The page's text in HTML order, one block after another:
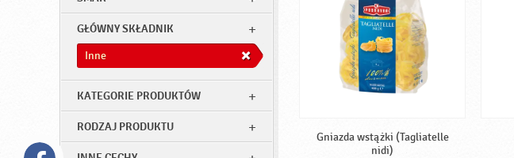
GŁÓWNY SKŁADNIK
Inne
KATEGORIE PRODUKTÓW
RODZAJ PRODUKTU
Gniazda wstążki (Tagliatelle
nidi)